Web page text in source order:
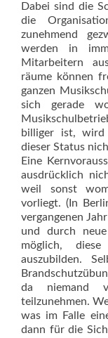
Dabei sind die
die
zunehmend
werden in
Mitarbeitern
räume können
ganzen
sich gerade
billiger ist, wird
dieser Status
Eine
ausdrücklich
weil sonst
vorliegt. (In
vergangenen
und durch
möglich, diese
auszubilden.
da niemand
teilzunehmen.
was im Falle
dann für die